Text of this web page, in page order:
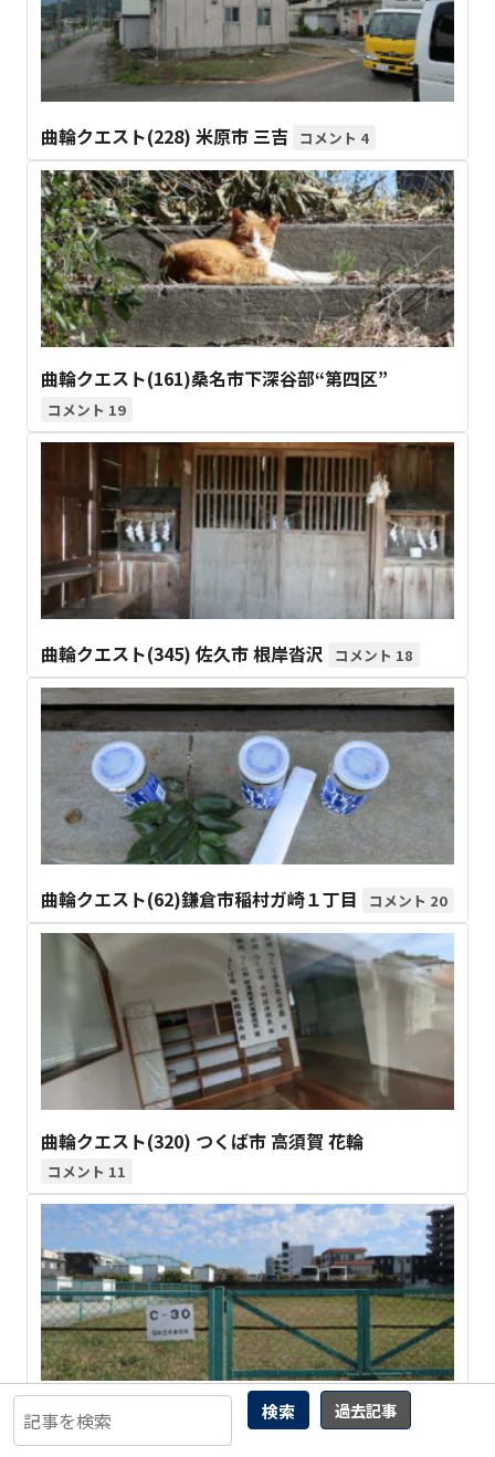
検索 過去記事
曲輪クエスト(228) 米原市 三吉 4
曲輪クエスト(161)桑名市下深谷部“第四区”
19
曲輪クエスト(345) 佐久市 根岸沓沢 18
曲輪クエスト(62)鎌倉市稲村ガ崎１丁目 20
曲輪クエスト(320) つくば市 高須賀 花輪
11
曲輪クエスト(199)福岡市博多区大井２丁目